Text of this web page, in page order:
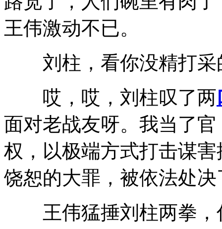
王伟激动不已。
刘柱，看你没精打采
哎，哎，刘柱叹了两
面对老战友呀。我当了
权，以极端方式打击谋
饶恕的大罪，被依法处决
王伟猛捶刘柱两拳，